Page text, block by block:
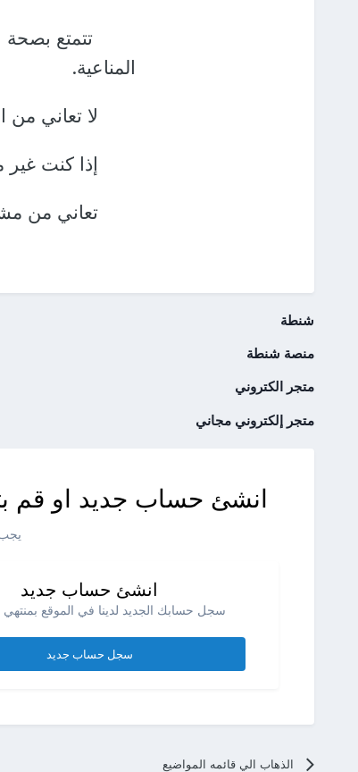
تتمتع بصحة
المناعية.
لا تعاني من
إذا كنت غير
تعاني من
شنطة
منصة شنطة
متجر الكتروني
متجر إلكتروني مجاني
انشئ حساب جديد او قم
انشئ حساب جديد
سجل حسابك الجديد لدينا في الموقع بمنتهي
سجل حساب جديد
الذهاب الي قائمه المواضيع